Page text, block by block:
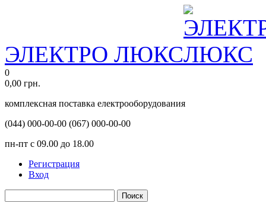
ЭЛЕКТРО ЛЮКС
0
0,00 грн.
комплексная поставка електрооборудования
(044) 000-00-00 (067) 000-00-00
пн-пт с 09.00 до 18.00
Регистрация
Вход
Поиск